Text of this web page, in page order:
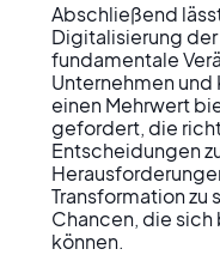
Abschließend
Digitalisierung
fundamentale
Unternehmen
einen Mehrwert
gefordert, die
Entscheidungen
Transformation
Chancen, die sich
können.